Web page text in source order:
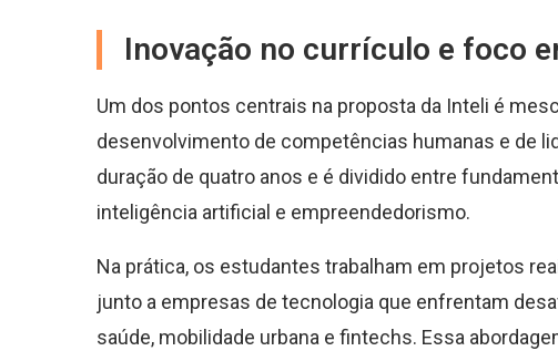
Inovação no currículo e foco
Um dos pontos centrais na proposta da Inteli é
desenvolvimento de competências humanas e de
duração de quatro anos e é dividido entre
inteligência artificial e empreendedorismo.
Na prática, os estudantes trabalham em projetos
junto a empresas de tecnologia que enfrentam
saúde, mobilidade urbana e fintechs. Essa